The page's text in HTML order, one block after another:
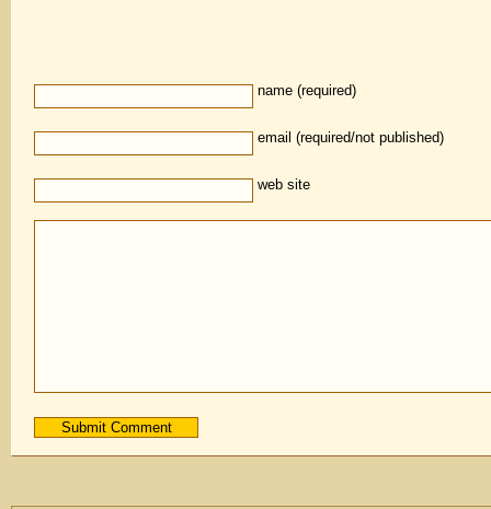
name (required)
email (required/not published)
web site